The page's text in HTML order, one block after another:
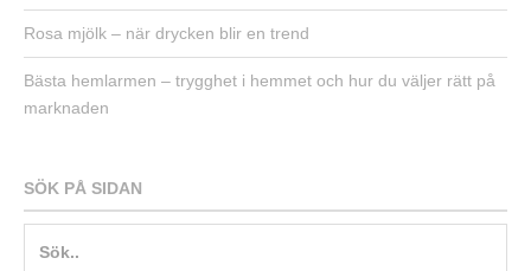
Rosa mjölk – när drycken blir en trend
Bästa hemlarmen – trygghet i hemmet och hur du väljer rätt på
marknaden
SÖK PÅ SIDAN